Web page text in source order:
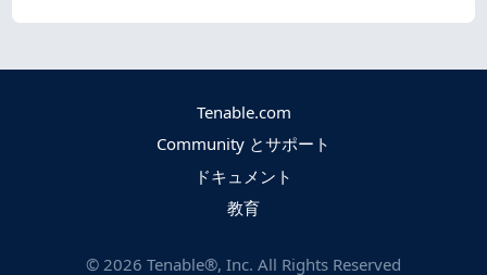
Tenable.com
Community とサポート
ドキュメント
教育
© 2026 Tenable®, Inc. All Rights Reserved